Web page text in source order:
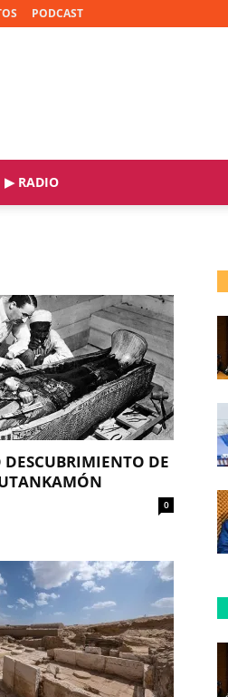
PODCAST
▶ RADIO
DESCUBRIMIENTO DE
0